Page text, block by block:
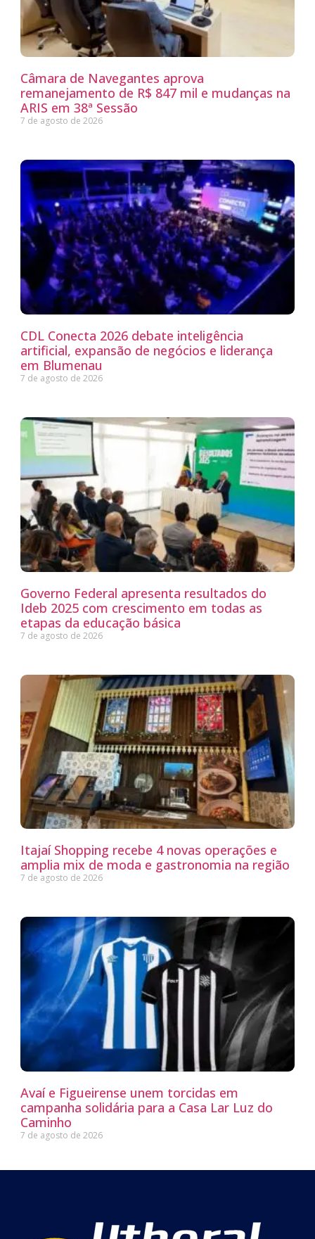
Câmara de Navegantes aprova
remanejamento de R$ 847 mil e mudanças na
ARIS em 38ª Sessão
7 de agosto de 2026
CDL Conecta 2026 debate inteligência
artificial, expansão de negócios e liderança
em Blumenau
7 de agosto de 2026
Governo Federal apresenta resultados do
Ideb 2025 com crescimento em todas as
etapas da educação básica
7 de agosto de 2026
Itajaí Shopping recebe 4 novas operações e
amplia mix de moda e gastronomia na região
7 de agosto de 2026
Avaí e Figueirense unem torcidas em
campanha solidária para a Casa Lar Luz do
Caminho
7 de agosto de 2026